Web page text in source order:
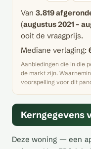
Van 3.819
(augustus 2021 –
ooit de vraagprijs.
Mediane verlaging:
Aanbiedingen die in die
de markt zijn.
voorspelling voor dit
Kerngegevens
Deze woning — een